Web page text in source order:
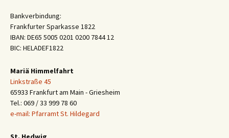
Bankverbindung:
Frankfurter Sparkasse 1822
IBAN: DE65 5005 0201 0200 7844 12
BIC: HELADEF1822
Mariä Himmelfahrt
Linkstraße 45
65933 Frankfurt am Main - Griesheim
Tel.: 069 / 33 999 78 60
e-mail: Pfarramt St. Hildegard